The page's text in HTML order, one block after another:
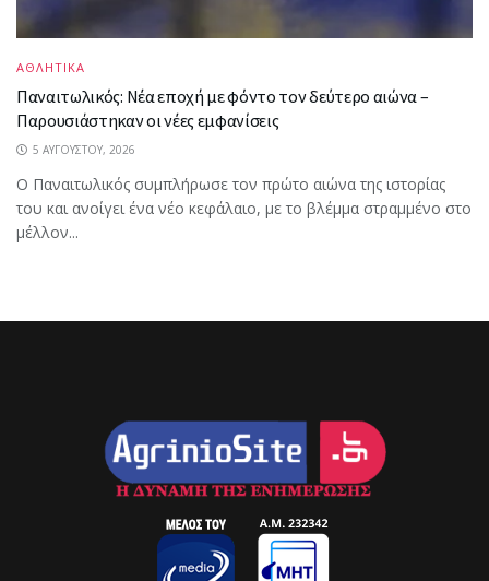
ΑΘΛΗΤΙΚΑ
Παναιτωλικός: Νέα εποχή με φόντο τον δεύτερο αιώνα –
Παρουσιάστηκαν οι νέες εμφανίσεις
5 ΑΥΓΟΎΣΤΟΥ, 2026
Ο Παναιτωλικός συμπλήρωσε τον πρώτο αιώνα της ιστορίας
του και ανοίγει ένα νέο κεφάλαιο, με το βλέμμα στραμμένο στο
μέλλον...